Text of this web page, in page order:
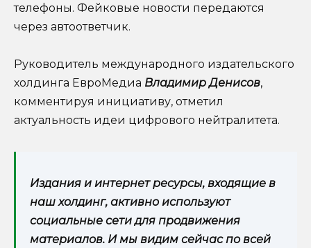
телефоны. Фейковые новости передаются
через автоответчик.
Руководитель международного издательского
холдинга ЕвроМедиа Владимир Денисов,
комментируя инициативу, отметил
актуальность идеи цифрового нейтралитета.
Издания и интернет ресурсы, входящие в
наш холдинг, активно используют
социальные сети для продвижения
материалов. И мы видим сейчас по всей